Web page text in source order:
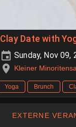
Clay Date with
Sunday, Nov 09,
Kleiner
Yoga Brunch
EXTERNE